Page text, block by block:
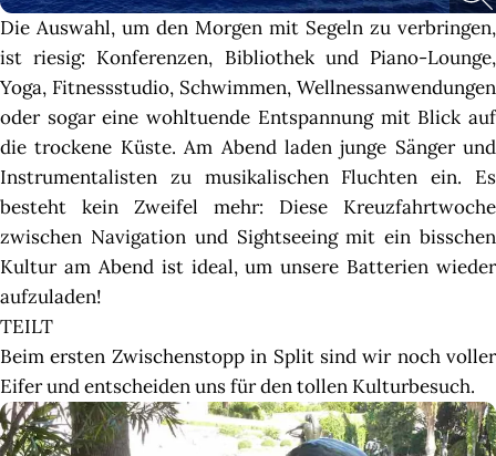
Die Auswahl, um den Morgen mit Segeln zu verbringen,
ist riesig: Konferenzen, Bibliothek und Piano-Lounge,
Yoga, Fitnessstudio, Schwimmen, Wellnessanwendungen
oder sogar eine wohltuende Entspannung mit Blick auf
die trockene Küste. Am Abend laden junge Sänger und
Instrumentalisten zu musikalischen Fluchten ein. Es
besteht kein Zweifel mehr: Diese Kreuzfahrtwoche
zwischen Navigation und Sightseeing mit ein bisschen
Kultur am Abend ist ideal, um unsere Batterien wieder
aufzuladen!
TEILT
Beim ersten Zwischenstopp in Split sind wir noch voller
Eifer und entscheiden uns für den tollen Kulturbesuch.